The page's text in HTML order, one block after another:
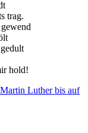
trag.
hold!
Luther bis auf